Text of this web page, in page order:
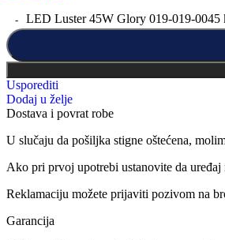
LED Luster 45W Glory 019-019-0045
Usporediti
Dodaj u želje
Dostava i povrat robe
U slučaju da pošiljka stigne oštećena,
Ako pri prvoj upotrebi ustanovite da
Reklamaciju možete prijaviti pozivom na
Garancija